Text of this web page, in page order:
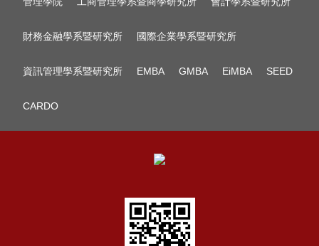
財務金融學系暨研究所 國際企業學系暨研究所
資訊管理學系暨研究所 EMBA GMBA EiMBA SEED
CARDO